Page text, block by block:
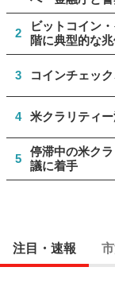
2
ビットコイン
階に典型的な
3 コインチェッ
4 米クラリティ
5
停滞中の米ク
議に着手
注目・速報